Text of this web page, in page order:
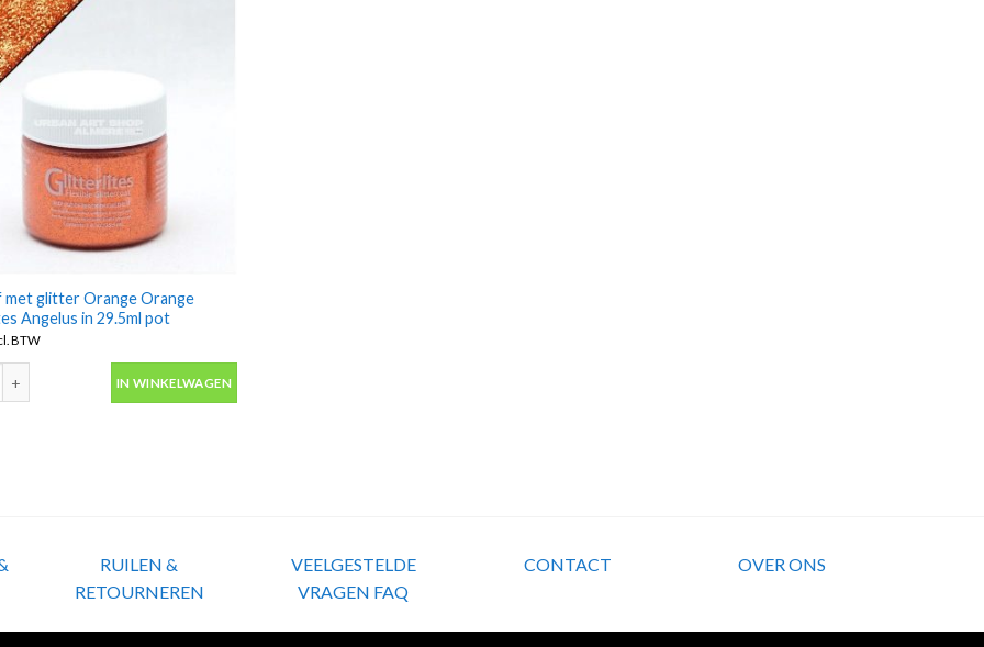
met glitter Orange Orange
Angelus in 29.5ml pot
BTW
IN WINKELWAGEN
RUILEN &
RETOURNEREN
VEELGESTELDE
VRAGEN FAQ
CONTACT OVER ONS